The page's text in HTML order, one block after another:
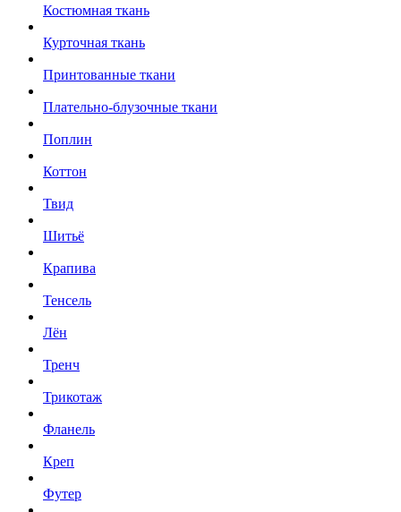
Костюмная ткань
Курточная ткань
Принтованные ткани
Плательно-блузочные ткани
Поплин
Коттон
Твид
Шитьё
Крапива
Тенсель
Лён
Тренч
Трикотаж
Фланель
Креп
Футер